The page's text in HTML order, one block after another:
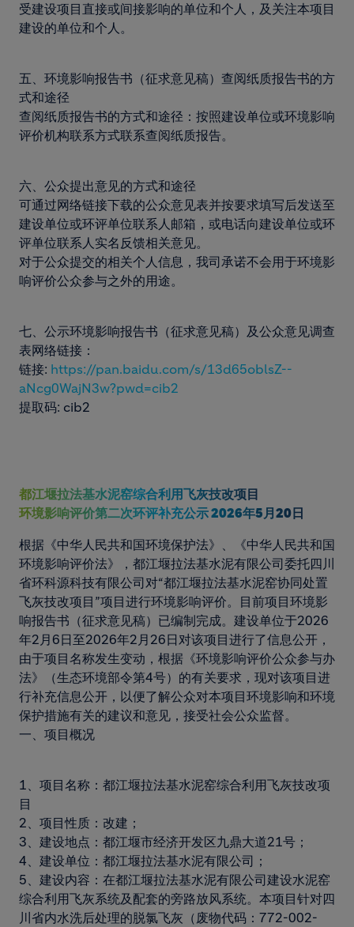
受建设项目直接或间接影响的单位和个人，及关注本项目
建设的单位和个人。
五、环境影响报告书（征求意见稿）查阅纸质报告书的方
式和途径
查阅纸质报告书的方式和途径：按照建设单位或环境影响
评价机构联系方式联系查阅纸质报告。
六、公众提出意见的方式和途径
可通过网络链接下载的公众意见表并按要求填写后发送至
建设单位或环评单位联系人邮箱，或电话向建设单位或环
评单位联系人实名反馈相关意见。
对于公众提交的相关个人信息，我司承诺不会用于环境影
响评价公众参与之外的用途。
七、公示环境影响报告书（征求意见稿）及公众意见调查
表网络链接：
链接: https://pan.baidu.com/s/13d65oblsZ--
aNcg0WajN3w?pwd=cib2
提取码: cib2
都江堰拉法基水泥窑综合利用飞灰技改项目
环境影响评价第二次环评补充公示 2026年5月20日
根据《中华人民共和国环境保护法》、《中华人民共和国
环境影响评价法》，都江堰拉法基水泥有限公司委托四川
省环科源科技有限公司对“都江堰拉法基水泥窑协同处置
飞灰技改项目”项目进行环境影响评价。目前项目环境影
响报告书（征求意见稿）已编制完成。建设单位于2026
年2月6日至2026年2月26日对该项目进行了信息公开，
由于项目名称发生变动，根据《环境影响评价公众参与办
法》（生态环境部令第4号）的有关要求，现对该项目进
行补充信息公开，以便了解公众对本项目环境影响和环境
保护措施有关的建议和意见，接受社会公众监督。
一、项目概况
1、项目名称：都江堰拉法基水泥窑综合利用飞灰技改项
目
2、项目性质：改建；
3、建设地点：都江堰市经济开发区九鼎大道21号；
4、建设单位：都江堰拉法基水泥有限公司；
5、建设内容：在都江堰拉法基水泥有限公司建设水泥窑
综合利用飞灰系统及配套的旁路放风系统。本项目针对四
川省内水洗后处理的脱氯飞灰（废物代码：772-002-